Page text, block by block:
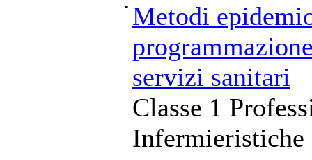
• Metodi
servizi sanitari
Classe 1
Infermieristiche